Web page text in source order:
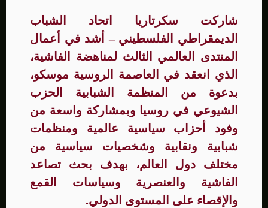
شاركت سكرتاريا اتحاد الشباب
الديمقراطي الفلسطيني – أشد في أعمال
المنتدى العالمي الثالث لمناهضة الفاشية،
الذي انعقد في العاصمة الروسية موسكو،
بدعوة من المنظمة الشبابية الحزب
الشيوعي في روسيا وبمشاركة واسعة من
وفود أحزاب سياسية عالمية ومنظمات
شبابية ونقابية وشخصيات سياسية من
مختلف دول العالم، بهدف بحث تصاعد
الفاشية والعنصرية وسياسات القمع
والإقصاء على المستوى الدولي.